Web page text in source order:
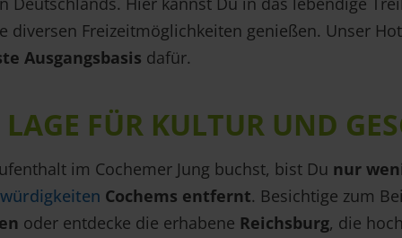
diversen Freizeitmöglichkeiten genießen. Unser
Ausgangsbasis dafür.
FÜR KULTUR UND
im Cochemer Jung buchst, bist Du nur
Cochems entfernt. Besichtige zum
oder entdecke die erhabene Reichsburg, die